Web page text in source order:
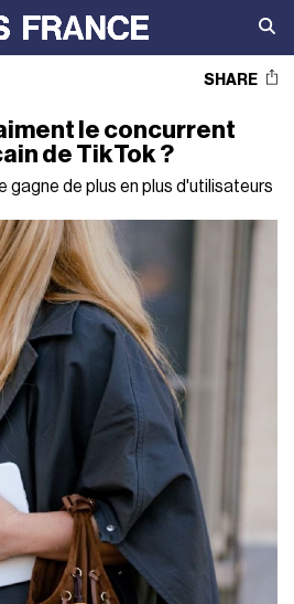
SHARE
le concurrent
de TikTok ?
gagne de plus en plus d'utilisateurs